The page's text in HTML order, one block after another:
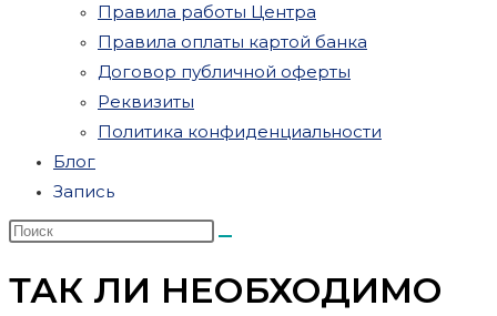
Правила работы Центра
Правила оплаты картой банка
Договор публичной оферты
Реквизиты
Политика конфиденциальности
Блог
Запись
ТАК ЛИ НЕОБХОДИМО